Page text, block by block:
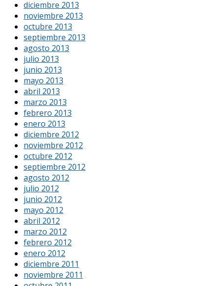
diciembre 2013
noviembre 2013
octubre 2013
septiembre 2013
agosto 2013
julio 2013
junio 2013
mayo 2013
abril 2013
marzo 2013
febrero 2013
enero 2013
diciembre 2012
noviembre 2012
octubre 2012
septiembre 2012
agosto 2012
julio 2012
junio 2012
mayo 2012
abril 2012
marzo 2012
febrero 2012
enero 2012
diciembre 2011
noviembre 2011